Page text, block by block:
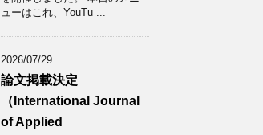
ューはこれ、YouTu ...
2026/07/29
論文掲載決定
（International Journal
of Applied